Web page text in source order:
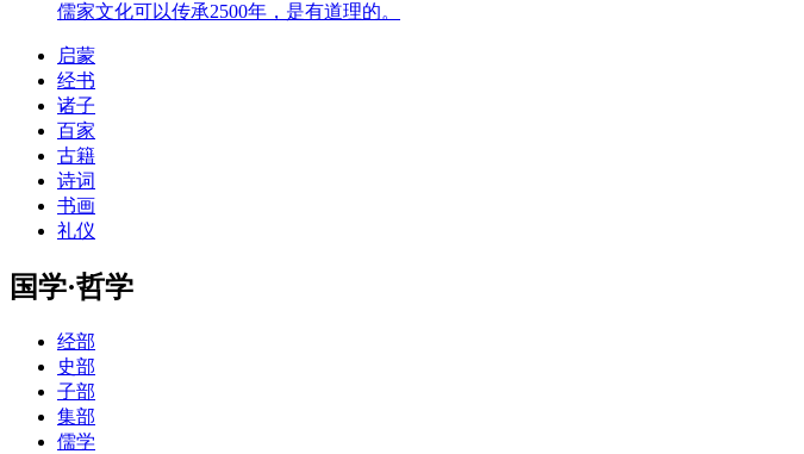
儒家文化可以传承2500年，是有道理的。
启蒙
经书
诸子
百家
古籍
诗词
书画
礼仪
国学·哲学
经部
史部
子部
集部
儒学